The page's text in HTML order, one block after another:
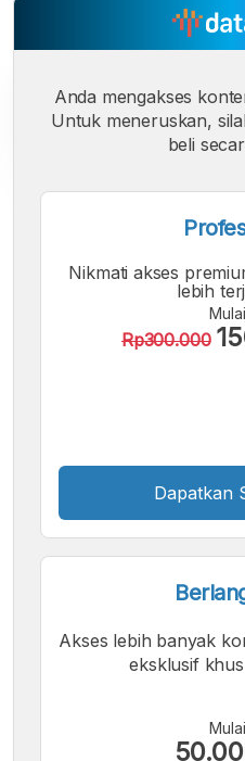
A
Font
Kecil
A
Anda mengakses
Untuk meneruskan,
beli
Nikmati akses
lebih
Rp300.000
Dapatkan
Akses lebih banyak
eksklusif